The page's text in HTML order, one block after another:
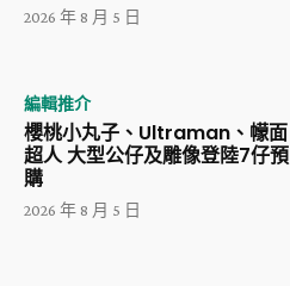
2026 年 8 月 5 日
編輯推介
櫻桃小丸子、Ultraman、幪面
超人 大型公仔及雕像登陸7仔預
購
2026 年 8 月 5 日